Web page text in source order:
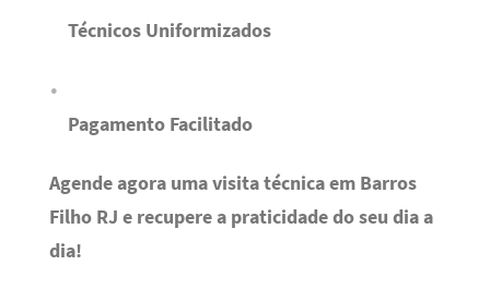
Técnicos Uniformizados
Pagamento Facilitado
Agende agora uma visita técnica em Barros
Filho RJ e recupere a praticidade do seu dia a
dia!